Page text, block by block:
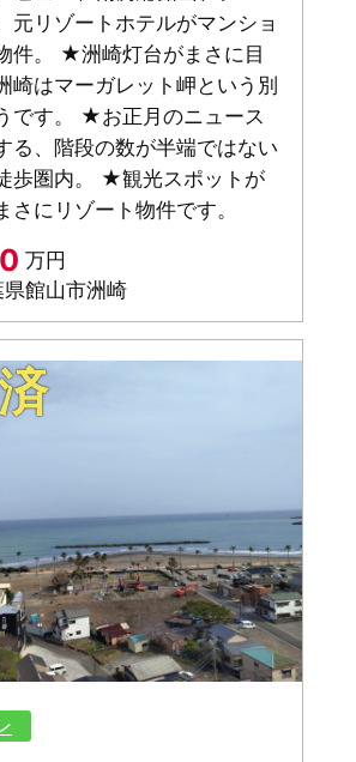
元リゾートホテルがマンショ
件。 ★洲崎灯台がまさに目
崎はマーガレット岬という別
です。 ★お正月のニュース
る、階段の数が半端ではない
歩圏内。 ★観光スポットが
さにリゾート物件です。
万円
県館山市洲崎